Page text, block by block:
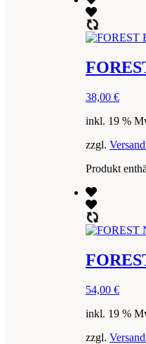
38,00 €
inkl. 19 %
zzgl.
Produkt
54,00 €
inkl. 19 %
zzgl.